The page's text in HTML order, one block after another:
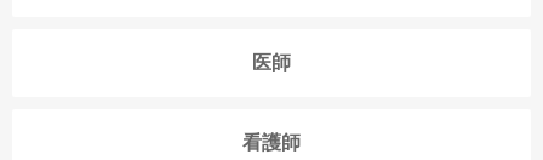
医師
看護師